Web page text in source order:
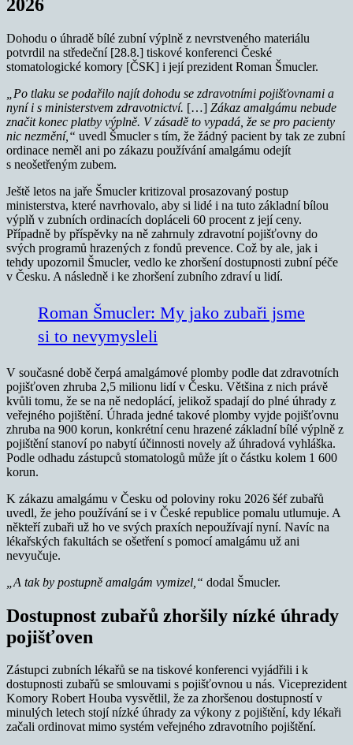
2026
Dohodu o úhradě bílé zubní výplně z nevrstveného materiálu
potvrdil na středeční [28.8.] tiskové konferenci České
stomatologické komory [ČSK] i její prezident Roman Šmucler.
„Po tlaku se podařilo najít dohodu se zdravotními pojišťovnami a
nyní i s ministerstvem zdravotnictví. […] Zákaz amalgámu nebude
značit konec platby výplně. V zásadě to vypadá, že se pro pacienty
nic nezmění,“ uvedl Šmucler s tím, že žádný pacient by tak ze zubní
ordinace neměl ani po zákazu používání amalgámu odejít
s neošetřeným zubem.
Ještě letos na jaře Šmucler kritizoval prosazovaný postup
ministerstva, které navrhovalo, aby si lidé i na tuto základní bílou
výplň v zubních ordinacích dopláceli 60 procent z její ceny.
Případně by příspěvky na ně zahrnuly zdravotní pojišťovny do
svých programů hrazených z fondů prevence. Což by ale, jak i
tehdy upozornil Šmucler, vedlo ke zhoršení dostupnosti zubní péče
v Česku. A následně i ke zhoršení zubního zdraví u lidí.
Roman Šmucler: My jako zubaři jsme
si to nevymysleli
V současné době čerpá amalgámové plomby podle dat zdravotních
pojišťoven zhruba 2,5 milionu lidí v Česku. Většina z nich právě
kvůli tomu, že se na ně nedoplácí, jelikož spadají do plné úhrady z
veřejného pojištění. Úhrada jedné takové plomby vyjde pojišťovnu
zhruba na 900 korun, konkrétní cenu hrazené základní bílé výplně z
pojištění stanoví po nabytí účinnosti novely až úhradová vyhláška.
Podle odhadu zástupců stomatologů může jít o částku kolem 1 600
korun.
K zákazu amalgámu v Česku od poloviny roku 2026 šéf zubařů
uvedl, že jeho používání se i v České republice pomalu utlumuje. A
někteří zubaři už ho ve svých praxích nepoužívají nyní. Navíc na
lékařských fakultách se ošetření s pomocí amalgámu už ani
nevyučuje.
„A tak by postupně amalgám vymizel,“ dodal Šmucler.
Dostupnost zubařů zhoršily nízké úhrady
pojišťoven
Zástupci zubních lékařů se na tiskové konferenci vyjádřili i k
dostupnosti zubařů se smlouvami s pojišťovnou u nás. Viceprezident
Komory Robert Houba vysvětlil, že za zhoršenou dostupností v
minulých letech stojí nízké úhrady za výkony z pojištění, kdy lékaři
začali ordinovat mimo systém veřejného zdravotního pojištění.